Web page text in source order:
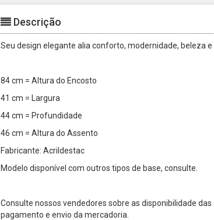
Descrição
Seu design elegante alia conforto, modernidade, beleza
84 cm = Altura do Encosto
41 cm = Largura
44 cm = Profundidade
46 cm = Altura do Assento
Fabricante: Acrildestac
Modelo disponível com outros tipos de base, consulte.
Consulte nossos vendedores sobre as disponibilidade
pagamento e envio da mercadoria.